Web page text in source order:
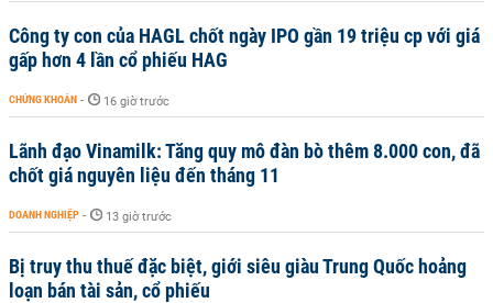
Công ty con của HAGL chốt ngày IPO gần 19 triệu cp với giá
gấp hơn 4 lần cổ phiếu HAG
CHỨNG KHOÁN - 16 giờ trước
Lãnh đạo Vinamilk: Tăng quy mô đàn bò thêm 8.000 con, đã
chốt giá nguyên liệu đến tháng 11
DOANH NGHIỆP - 13 giờ trước
Bị truy thu thuế đặc biệt, giới siêu giàu Trung Quốc hoảng
loạn bán tài sản, cổ phiếu